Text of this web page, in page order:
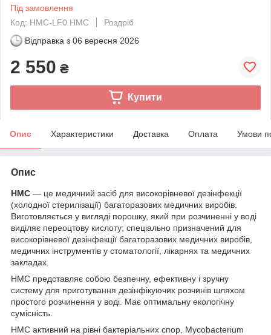
Під замовлення
Код: HMC-LF0 HMC
Роздріб
Відправка з 06 вересня 2026
2 550 ₴
Купити
Опис Характеристики Доставка Оплата Умови
Опис
HMC — це медичний засіб для високорівневої дезінфекції
(холодної стерилізації) багаторазових медичних виробів.
Виготовляється у вигляді порошку, який при розчиненні у воді
виділяє переоцтову кислоту; спеціально призначений для
високорівневої дезінфекції багаторазових медичних виробів,
медичних інструментів у стоматології, лікарнях та медичних
закладах.
HMC представляє собою безпечну, ефективну і зручну
систему для приготування дезінфікуючих розчинів шляхом
простого розчинення у воді. Має оптимальну екологічну
сумісність.
HMC активний на рівні бактеріальних спор, Mycobacterium